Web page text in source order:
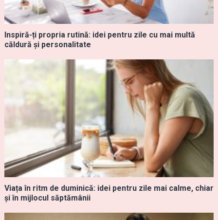
Inspiră-ți propria rutină: idei pentru zile cu mai multă
căldură și personalitate
Viața în ritm de duminică: idei pentru zile mai calme, chiar
și în mijlocul săptămânii